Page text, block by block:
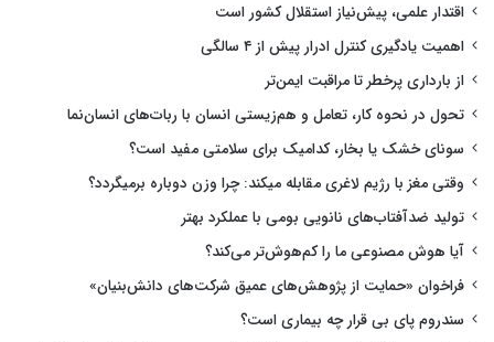
اقتدار علمی، پیش‌نیاز استقلال کشور است
اهمیت یادگیری کنترل ادرار پیش از ۴ سالگی
از بارداری پرخطر تا مراقبت ایمن‌تر
تحول در نحوه کار، تعامل و هم‌زیستی انسان با ربات‌های انسان‌نما
سونای خشک یا بخار، کدامیک برای سلامتی مفید است؟
وقتی مغز با رژیم لاغری مقابله میکند: چرا وزن دوباره برمیگردد؟
تولید ضدآفتاب‌های نانویی بومی با عملکرد بهتر
آیا هوش مصنوعی ما را کم‌هوش‌تر می‌کند؟
فراخوان «حمایت از پژوهش‌های عمیق شرکت‌های دانش‌بنیان»
سندروم پای بی قرار چه بیماری است؟